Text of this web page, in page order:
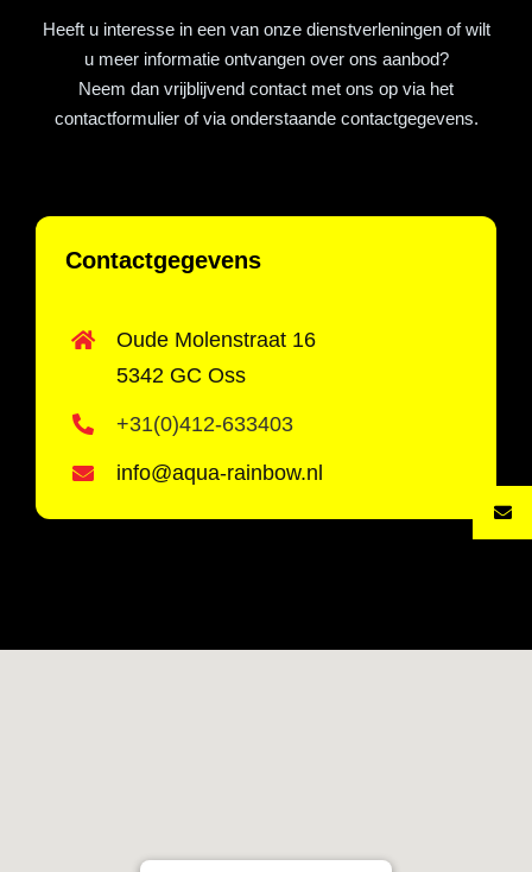
Heeft u interesse in een van onze dienstverleningen of wilt
u meer informatie ontvangen over ons aanbod?
Neem dan vrijblijvend contact met ons op via het
contactformulier of via onderstaande contactgegevens.
Contactgegevens
Oude Molenstraat 16
5342 GC Oss
+31(0)412-633403
info@aqua-rainbow.nl